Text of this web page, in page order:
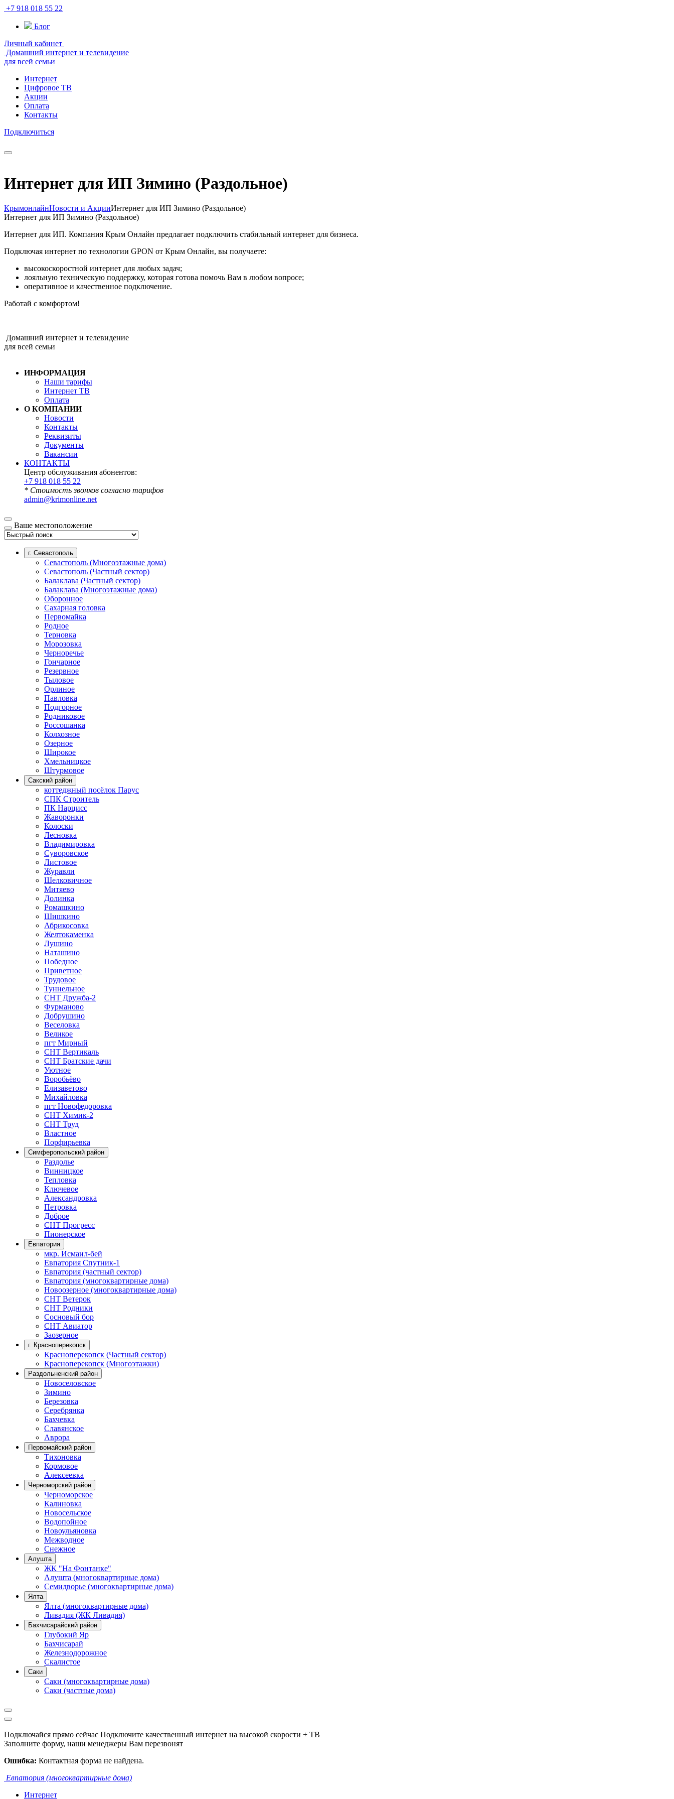
+7 918 018 55 22
Блог
Личный кабинет
Домашний интернет и телевидение
для всей семьи
Интернет
Цифровое ТВ
Акции
Оплата
Контакты
Подключиться
Интернет для ИП Зимино (Раздольное)
КрымонлайнНовости и АкцииИнтернет для ИП Зимино (Раздольное)
Интернет для ИП Зимино (Раздольное)
Интернет для ИП. Компания Крым Онлайн предлагает подключить стабильный интернет для бизнеса.
Подключая интернет по технологии GPON от Крым Онлайн, вы получаете:
высокоскоростной интернет для любых задач;
лояльную техническую поддержку, которая готова помочь Вам в любом вопросе;
оперативное и качественное подключение.
Работай с комфортом!
Домашний интернет и телевидение
для всей семьи
ИНФОРМАЦИЯ
Наши тарифы
Интернет ТВ
Оплата
О КОМПАНИИ
Новости
Контакты
Реквизиты
Документы
Вакансии
КОНТАКТЫ
Центр обслуживания абонентов:
+7 918 018 55 22
* Стоимость звонков согласно тарифов
admin@krimonline.net
Ваше местоположение
г. Севастополь
Севастополь (Многоэтажные дома)
Севастополь (Частный сектор)
Балаклава (Частный сектор)
Балаклава (Многоэтажные дома)
Оборонное
Сахарная головка
Первомайка
Родное
Терновка
Морозовка
Черноречье
Гончарное
Резервное
Тыловое
Орлиное
Павловка
Подгорное
Родниковое
Россошанка
Колхозное
Озерное
Широкое
Хмельницкое
Штурмовое
Сакский район
коттеджный посёлок Парус
СПК Строитель
ПК Нарцисс
Жаворонки
Колоски
Лесновка
Владимировка
Суворовское
Листовое
Журавли
Шелковичное
Митяево
Долинка
Ромашкино
Шишкино
Абрикосовка
Желтокаменка
Лушино
Наташино
Победное
Приветное
Трудовое
Туннельное
СНТ Дружба-2
Фурманово
Добрушино
Веселовка
Великое
пгт Мирный
СНТ Вертикаль
СНТ Братские дачи
Уютное
Воробьёво
Елизаветово
Михайловка
пгт Новофедоровка
СНТ Химик-2
СНТ Труд
Властное
Порфирьевка
Симферопольский район
Раздолье
Винницкое
Тепловка
Ключевое
Александровка
Петровка
Доброе
СНТ Прогресс
Пионерское
Евпатория
мкр. Исмаил-бей
Евпатория Спутник-1
Евпатория (частный сектор)
Евпатория (многоквартирные дома)
Новоозерное (многоквартирные дома)
СНТ Ветерок
СНТ Родники
Сосновый бор
СНТ Авиатор
Заозерное
г. Красноперекопск
Красноперекопск (Частный сектор)
Красноперекопск (Многоэтажки)
Раздольненский район
Новоселовское
Зимино
Березовка
Серебрянка
Бахчевка
Славянское
Аврора
Первомайский район
Тихоновка
Кормовое
Алексеевка
Черноморский район
Черноморское
Калиновка
Новосельское
Водопойное
Новоульяновка
Межводное
Снежное
Алушта
ЖК "На Фонтанке"
Алушта (многоквартирные дома)
Семидворье (многоквартирные дома)
Ялта
Ялта (многоквартирные дома)
Ливадия (ЖК Ливадия)
Бахчисарайский район
Глубокий Яр
Бахчисарай
Железнодорожное
Скалистое
Саки
Саки (многоквартирные дома)
Саки (частные дома)
Подключайся прямо сейчас Подключите качественный интернет на высокой скорости + ТВ
Заполните форму, наши менеджеры Вам перезвонят
Ошибка: Контактная форма не найдена.
Евпатория (многоквартирные дома)
Интернет